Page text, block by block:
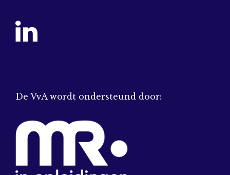
De VvA wordt ondersteund door: